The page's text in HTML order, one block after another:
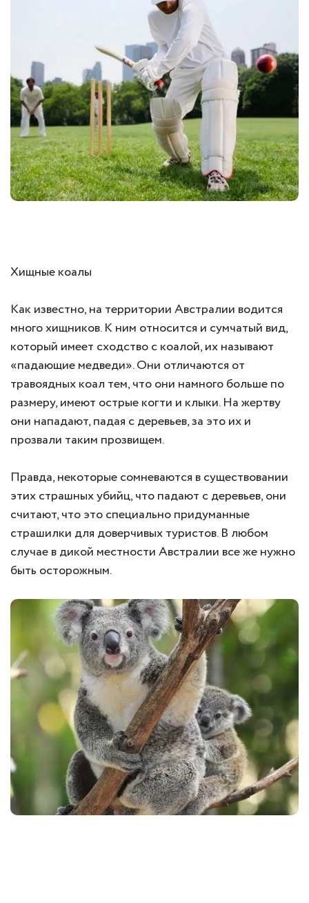
Хищные коалы
Как известно, на территории Австралии водится
много хищников. К ним относится и сумчатый вид,
который имеет сходство с коалой, их называют
«падающие медведи». Они отличаются от
травоядных коал тем, что они намного больше по
размеру, имеют острые когти и клыки. На жертву
они нападают, падая с деревьев, за это их и
прозвали таким прозвищем.
Правда, некоторые сомневаются в существовании
этих страшных убийц, что падают с деревьев, они
считают, что это специально придуманные
страшилки для доверчивых туристов. В любом
случае в дикой местности Австралии все же нужно
быть осторожным.